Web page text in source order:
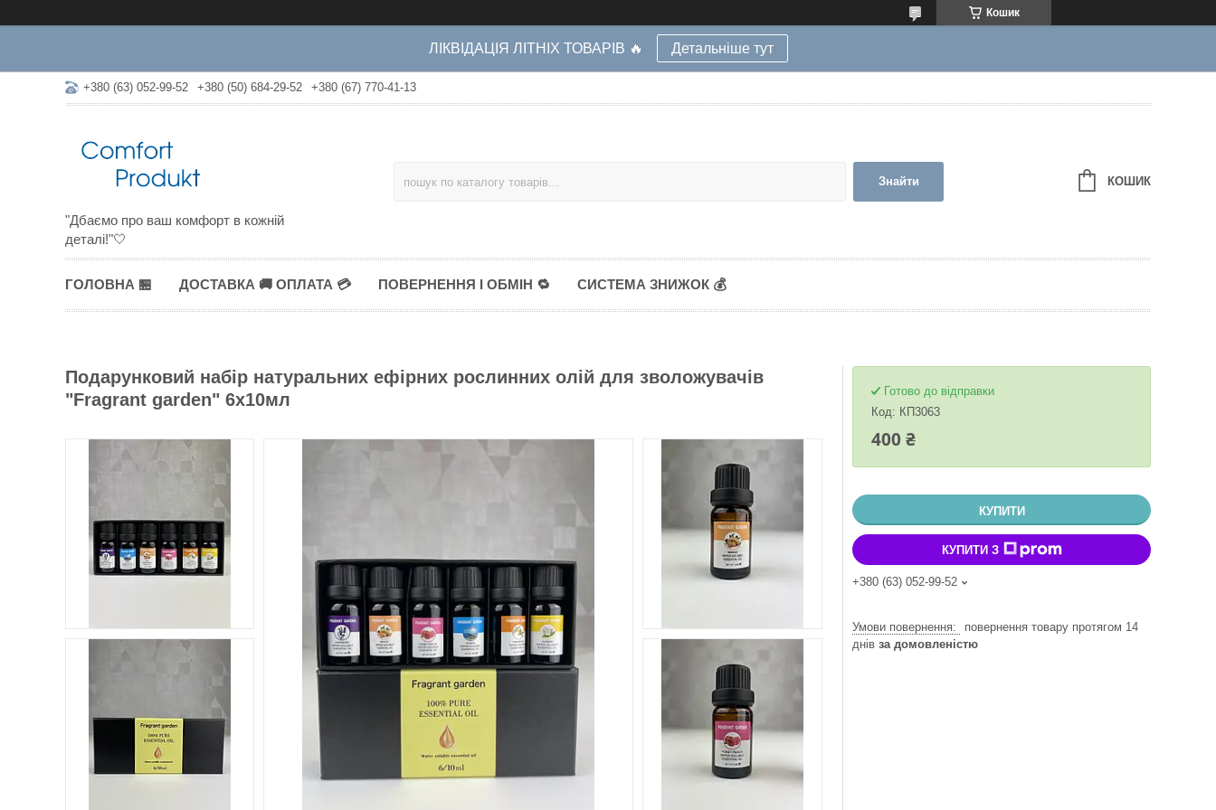
Кошик
ЛІКВІДАЦІЯ ЛІТНІХ ТОВАРІВ 🔥 Детальніше тут
+380 (63) 052-99-52 +380 (50) 684-29-52 +380 (67) 770-41-13
"Дбаємо про ваш комфорт в кожній
деталі!"🤍
Знайти КОШИК
ГОЛОВНА 🏪 ДОСТАВКА 🚚 ОПЛАТА 💳 ПОВЕРНЕННЯ І ОБМІН 🔁 СИСТЕМА ЗНИЖОК 💰
Подарунковий набір натуральних ефірних рослинних олій для зволожувачів
"Fragrant garden" 6x10мл
Готово до відправки
Код: КП3063
400 ₴
КУПИТИ
КУПИТИ З
+380 (63) 052-99-52
повернення товару протягом 14
днів за домовленістю